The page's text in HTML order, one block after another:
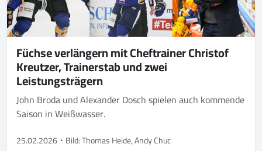
Füchse verlängern mit Cheftrainer Christof
Kreutzer, Trainerstab und zwei
Leistungsträgern
John Broda und Alexander Dosch spielen auch kommende
Saison in Weißwasser.
25.02.2026 Bild: Thomas Heide, Andy Chuc